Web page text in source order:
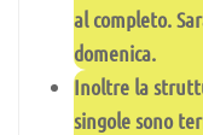
al completo.
domenica.
Inoltre la
singole sono